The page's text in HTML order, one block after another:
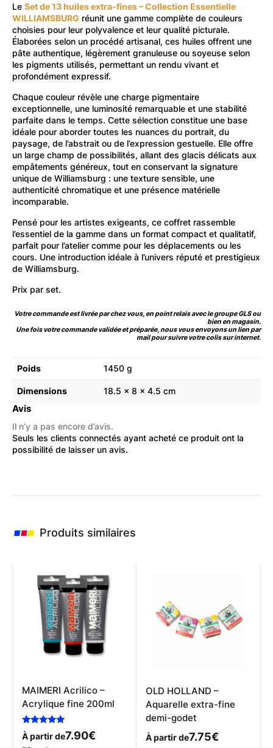
Le Set de 13 huiles extra-fines – Collection Essentielle
WILLIAMSBURG réunit une gamme complète de couleurs
choisies pour leur polyvalence et leur qualité picturale.
Élaborées selon un procédé artisanal, ces huiles offrent une
pâte authentique, légèrement granuleuse ou soyeuse selon
les pigments utilisés, permettant un rendu vivant et
profondément expressif.
Chaque couleur révèle une charge pigmentaire
exceptionnelle, une luminosité remarquable et une stabilité
parfaite dans le temps. Cette sélection constitue une base
idéale pour aborder toutes les nuances du portrait, du
paysage, de l’abstrait ou de l’expression gestuelle. Elle offre
un large champ de possibilités, allant des glacis délicats aux
empâtements généreux, tout en conservant la signature
unique de Williamsburg : une texture sensible, une
authenticité chromatique et une présence matérielle
incomparable.
Pensé pour les artistes exigeants, ce coffret rassemble
l’essentiel de la gamme dans un format compact et qualitatif,
parfait pour l’atelier comme pour les déplacements ou les
cours. Une introduction idéale à l’univers réputé et prestigieux
de Williamsburg.
Prix par set.
Votre commande est livrée par chez vous, en point relais avec le groupe GLS ou
bien en magasin.
Une fois votre commande validée et préparée, nous vous envoyons un lien par
mail pour suivre votre colis sur internet.
Poids 1450 g
Dimensions 18.5 × 8 × 4.5 cm
Avis
Il n’y a pas encore d’avis.
Seuls les clients connectés ayant acheté ce produit ont la
possibilité de laisser un avis.
Produits similaires
MAIMERI Acrilico –
Acrylique fine 200ml
Note
5.00
À partir de7.90€
OLD HOLLAND –
Aquarelle extra-fine
demi-godet
À partir de7.75€